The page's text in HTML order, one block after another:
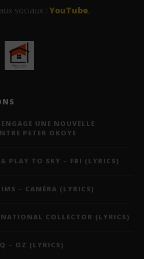
sociaux : YouTube,
UNE NOUVELLE
PETER OKOYE
PLAY TO SKY – FBI (LYRICS)
– CAMÉRA (LYRICS)
COLLECTOR (LYRICS)
– OZ (LYRICS)